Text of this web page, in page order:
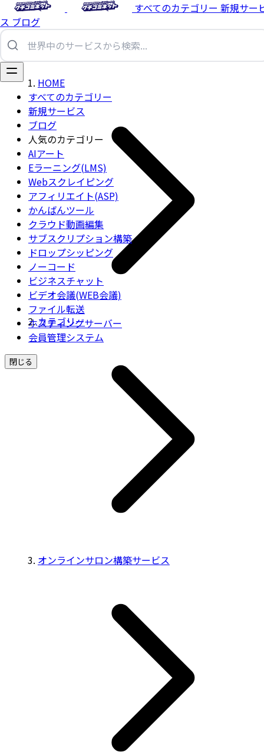
すべてのカテゴリー 新規サー
ス ブログ
すべてのカテゴリー
新規サービス
ブログ
人気のカテゴリー
AIアート
Eラーニング(LMS)
Webスクレイピング
アフィリエイト(ASP)
かんばんツール
クラウド動画編集
サブスクリプション構築
ドロップシッピング
ノーコード
ビジネスチャット
ビデオ会議(WEB会議)
ファイル転送
ホスティングサーバー
会員管理システム
閉じる
HOME
カテゴリー
オンラインサロン構築サービス